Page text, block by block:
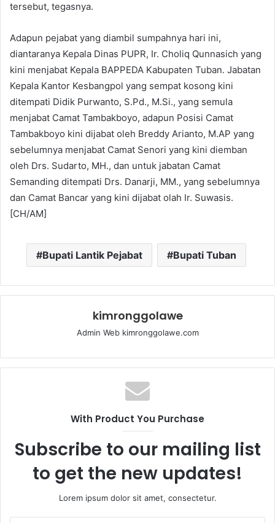
tersebut, tegasnya.
Adapun pejabat yang diambil sumpahnya hari ini,
diantaranya Kepala Dinas PUPR, Ir. Choliq Qunnasich yang
kini menjabat Kepala BAPPEDA Kabupaten Tuban. Jabatan
Kepala Kantor Kesbangpol yang sempat kosong kini
ditempati Didik Purwanto, S.Pd., M.Si., yang semula
menjabat Camat Tambakboyo, adapun Posisi Camat
Tambakboyo kini dijabat oleh Breddy Arianto, M.AP yang
sebelumnya menjabat Camat Senori yang kini diemban
oleh Drs. Sudarto, MH., dan untuk jabatan Camat
Semanding ditempati Drs. Danarji, MM., yang sebelumnya
dan Camat Bancar yang kini dijabat olah Ir. Suwasis.
[CH/AM]
Bupati Lantik Pejabat Bupati Tuban
kimronggolawe
Admin Web kimronggolawe.com
With Product You Purchase
Subscribe to our mailing list
to get the new updates!
Lorem ipsum dolor sit amet, consectetur.